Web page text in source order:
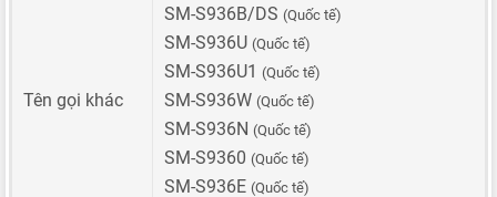
Tên gọi khác
SM-S936B/DS (Quốc tế)
SM-S936U (Quốc tế)
SM-S936U1 (Quốc tế)
SM-S936W (Quốc tế)
SM-S936N (Quốc tế)
SM-S9360 (Quốc tế)
SM-S936E (Quốc tế)